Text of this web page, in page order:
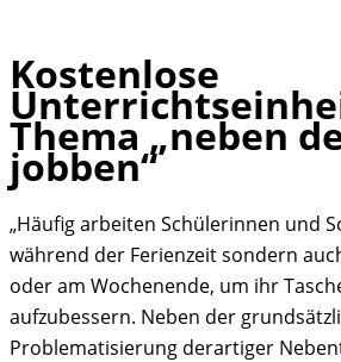
Skip
to
content
Kostenlose
Thema „neben
jobben“
„Häufig arbeiten Schülerinnen und
während der Ferienzeit sondern
oder am Wochenende, um ihr
aufzubessern. Neben der
Problematisierung derartiger